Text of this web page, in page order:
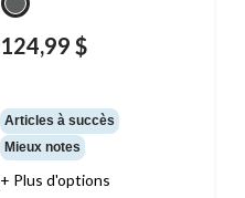
124,99 $
Articles à succès
Mieux notes
+ Plus d'options